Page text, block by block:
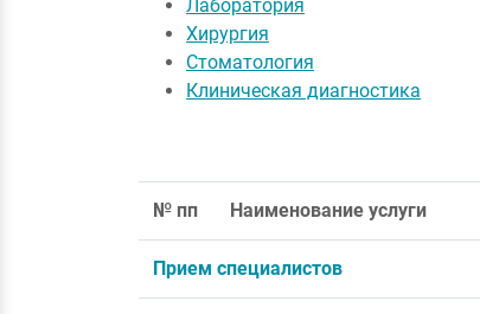
Лаборатория
Хирургия
Стоматология
Клиническая диагностика
№ пп Наименование услуги
Прием специалистов